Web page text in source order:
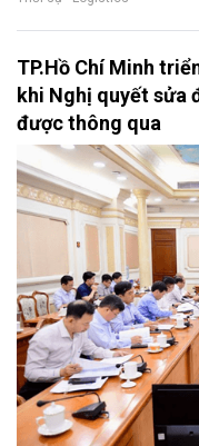
TP.Hồ Chí Minh
khi Nghị quyết sửa
được thông qua